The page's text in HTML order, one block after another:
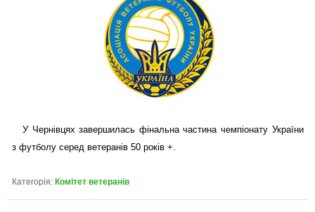
У Чернівцях завершилась фінальна частина чемпіонату України
з футболу серед ветеранів 50 років +.
Категорія: Комітет ветеранів